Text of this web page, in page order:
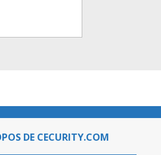
DE CECURITY.COM